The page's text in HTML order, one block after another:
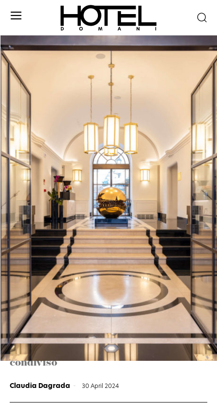
ALL INCLUSIVE
Palazzo Ripetta, come in
un museo
Un palazzo del 1600 nel cuore di Roma
con opere d’arte antiche e moderne e un
design che strizza l’occhio al nuovo
millennio. Perché la cultura e la storia
sono il grande patrimonio italiano, e va
condiviso
Claudia Dagrada - 30 April 2024